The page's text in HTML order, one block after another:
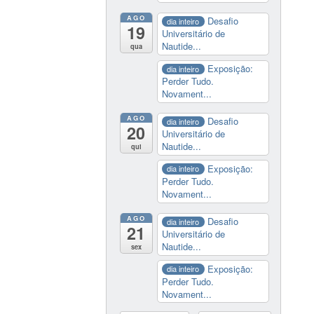
AGO
19
qua
dia inteiro
Desafio
Universitário de
Nautide...
dia inteiro
Exposição:
Perder Tudo.
Novament...
AGO
20
qui
dia inteiro
Desafio
Universitário de
Nautide...
dia inteiro
Exposição:
Perder Tudo.
Novament...
AGO
21
sex
dia inteiro
Desafio
Universitário de
Nautide...
dia inteiro
Exposição:
Perder Tudo.
Novament...